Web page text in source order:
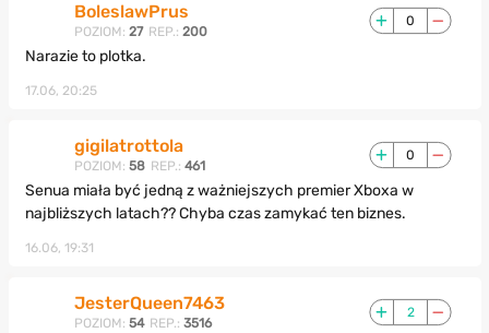
BoleslawPrus
POZIOM: 27 REP.: 200
0
Narazie to plotka.
17.06, 20:25
gigilatrottola
POZIOM: 58 REP.: 461
0
Senua miała być jedną z ważniejszych premier Xboxa w
najbliższych latach?? Chyba czas zamykać ten biznes.
16.06, 19:31
JesterQueen7463
POZIOM: 54 REP.: 3516
2